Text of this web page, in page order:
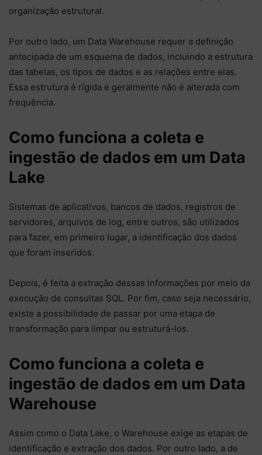
organização estrutural.
Por outro lado, um Data Warehouse requer a definição
antecipada de um esquema de dados, incluindo a estrutura
das tabelas, os tipos de dados e as relações entre elas.
Essa estrutura é rígida e geralmente não é alterada com
frequência.
Como funciona a coleta e
ingestão de dados em um Data
Lake
Sistemas de aplicativos, bancos de dados, registros de
servidores, arquivos de log, entre outros, são utilizados
para fazer, em primeiro lugar, a identificação dos dados
que foram inseridos.
Depois, é feita a extração dessas informações por meio da
execução de consultas SQL. Por fim, caso seja necessário,
existe a possibilidade de passar por uma etapa de
transformação para limpar ou estruturá-los.
Como funciona a coleta e
ingestão de dados em um Data
Warehouse
Assim como o Data Lake, o Warehouse exige as etapas de
identificação e extração dos dados. Por outro lado, a de